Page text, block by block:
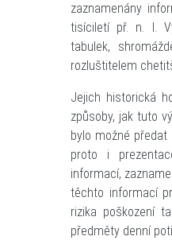
zaznamenány
tisíciletí př. n. l.
tabulek,
rozluštitelem
Jejich historická
způsoby, jak tuto
bylo možné
proto i
informací,
těchto informací
rizika poškození
předměty denní